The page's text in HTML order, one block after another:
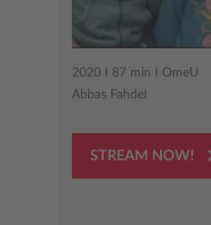
2020 I 87 min I OmeU
Abbas Fahdel
STREAM NOW!